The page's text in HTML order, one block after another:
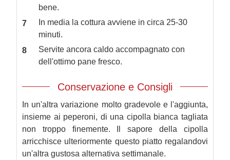
bene.
In media la cottura avviene in circa 25-30
minuti.
Servite ancora caldo accompagnato con
dell'ottimo pane fresco.
Conservazione e Consigli
In un'altra variazione molto gradevole e l'aggiunta,
insieme ai peperoni, di una cipolla bianca tagliata
non troppo finemente. Il sapore della cipolla
arricchisce ulteriormente questo piatto regalandovi
un'altra gustosa alternativa settimanale.